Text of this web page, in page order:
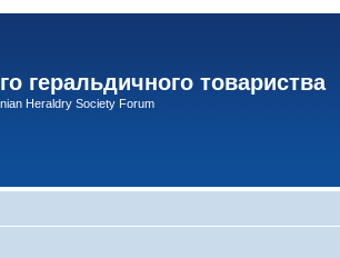
геральдичного товариства
Heraldry Society Forum